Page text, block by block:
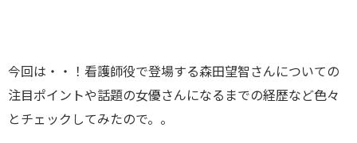
今回は・・！看護師役で登場する森田望智さんについての
注目ポイントや話題の女優さんになるまでの経歴など色々
とチェックしてみたので。。